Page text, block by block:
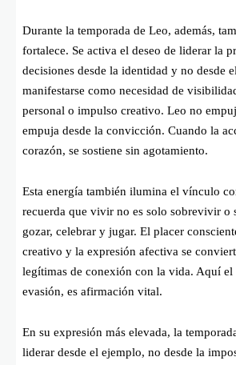
Durante la temporada de Leo, además,
fortalece. Se activa el deseo de liderar la
decisiones desde la identidad y no desde
manifestarse como necesidad de
personal o impulso creativo. Leo no
empuja desde la convicción. Cuando la
corazón, se sostiene sin agotamiento.
Esta energía también ilumina el vínculo
recuerda que vivir no es solo sobrevivir o
gozar, celebrar y jugar. El placer
creativo y la expresión afectiva se
legítimas de conexión con la vida. Aquí el
evasión, es afirmación vital.
En su expresión más elevada, la
liderar desde el ejemplo, no desde la